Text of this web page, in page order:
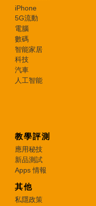
iPhone
5G流動
電腦
數碼
智能家居
科技
汽車
人工智能
教學評測
應用秘技
新品測試
Apps 情報
其他
私隱政策